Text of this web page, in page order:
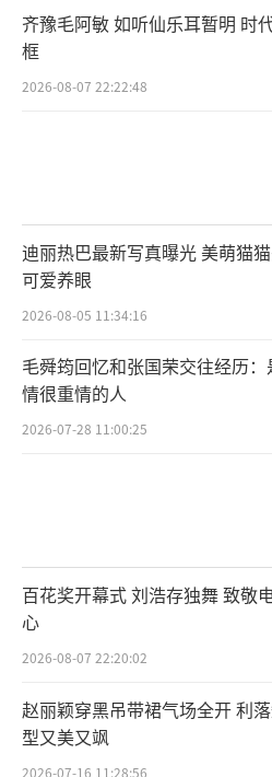
齐豫毛阿敏 如听仙乐耳暂明 时
框
2026-08-07 22:22:48
迪丽热巴最新写真曝光 美萌猫
可爱养眼
2026-08-05 11:34:16
毛舜筠回忆和张国荣交往经历：
情很重情的人
2026-07-28 11:00:25
百花奖开幕式 刘浩存独舞 致敬
心
2026-08-07 22:20:02
赵丽颖穿黑吊带裙气场全开 利
型又美又飒
2026-07-16 11:28:56